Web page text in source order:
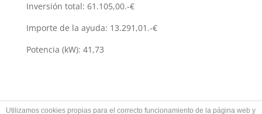
Inversión total: 61.105,00.-€
Importe de la ayuda: 13.291,01.-€
Potencia (kW): 41,73
Utilizamos cookies propias para el correcto funcionamiento de la página web y